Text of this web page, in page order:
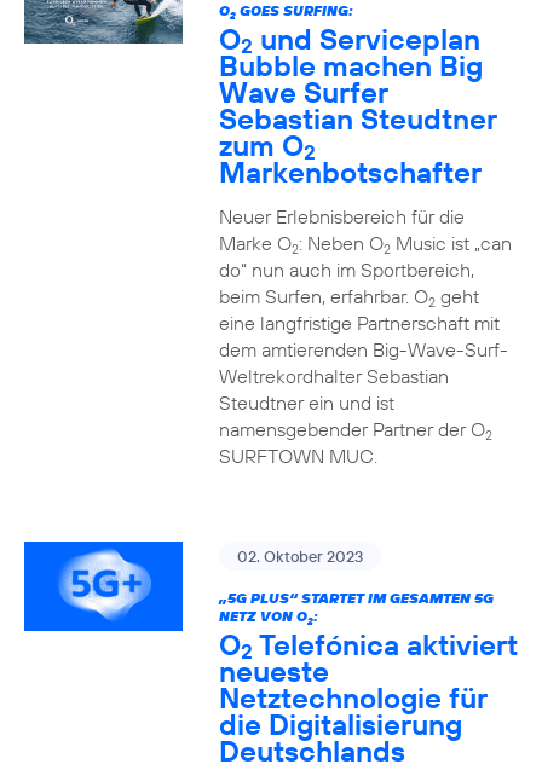
O2GOES SURFING:
O2 und Serviceplan
Bubble machen Big
Wave Surfer
Sebastian Steudtner
zum O2
Markenbotschafter
Neuer Erlebnisbereich für die
Marke O2: Neben O2Music ist „can
do“ nun auch im Sportbereich,
beim Surfen, erfahrbar. O2geht
eine langfristige Partnerschaft mit
dem amtierenden Big-Wave-Surf-
Weltrekordhalter Sebastian
Steudtner ein und ist
namensgebender Partner der O2
SURFTOWN MUC.
02. Oktober 2023
„5G PLUS“ STARTET IM GESAMTEN 5G
NETZ VON O2:
O2 Telefónica aktiviert
neueste
Netztechnologie für
die Digitalisierung
Deutschlands